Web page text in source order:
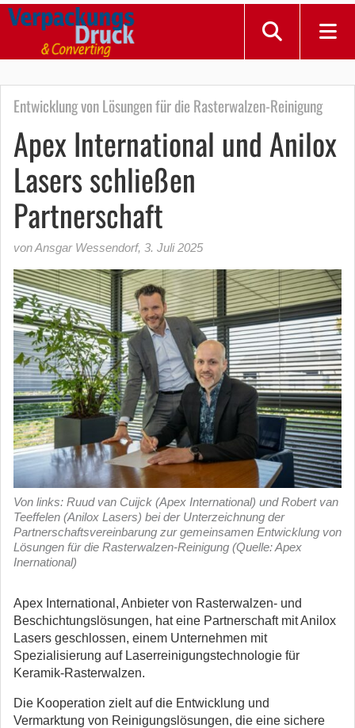
Entwicklung von Lösungen für die Rasterwalzen-Reinigung
Apex International und Anilox
Lasers schließen
Partnerschaft
von Ansgar Wessendorf, 3. Juli 2025
Von links: Ruud van Cuijck (Apex International) und Robert van
Teeffelen (Anilox Lasers) bei der Unterzeichnung der
Partnerschaftsvereinbarung zur gemeinsamen Entwicklung von
Lösungen für die Rasterwalzen-Reinigung (Quelle: Apex
Inernational)
Apex International, Anbieter von Rasterwalzen- und
Beschichtungslösungen, hat eine Partnerschaft mit Anilox
Lasers geschlossen, einem Unternehmen mit
Spezialisierung auf Laserreinigungstechnologie für
Keramik-Rasterwalzen.
Die Kooperation zielt auf die Entwicklung und
Vermarktung von Reinigungslösungen, die eine sichere